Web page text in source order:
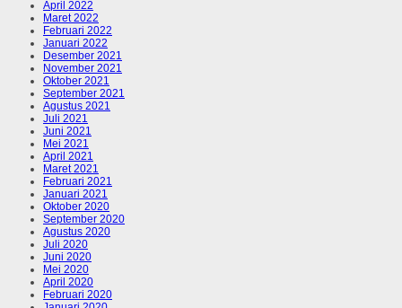
April 2022
Maret 2022
Februari 2022
Januari 2022
Desember 2021
November 2021
Oktober 2021
September 2021
Agustus 2021
Juli 2021
Juni 2021
Mei 2021
April 2021
Maret 2021
Februari 2021
Januari 2021
Oktober 2020
September 2020
Agustus 2020
Juli 2020
Juni 2020
Mei 2020
April 2020
Februari 2020